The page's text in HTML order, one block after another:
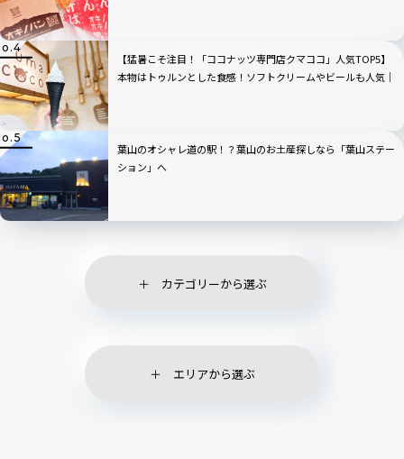
【猛暑こそ注目！「ココナッツ専門店クマココ」人気TOP5】
本物はトゥルンとした食感！ソフトクリームやビールも人気｜
葉山のオシャレ道の駅！？葉山のお土産探しなら「葉山ステー
ション」へ
カテゴリーから選ぶ
エリアから選ぶ